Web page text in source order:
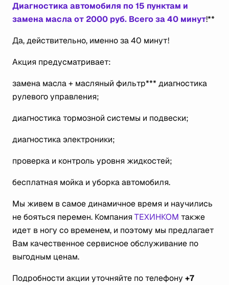
Диагностика автомобиля по 15 пунктам и
замена масла от 2000 руб. Всего за 40 минут!**
Да, действительно, именно за 40 минут!
Акция предусматривает:
замена масла + масляный фильтр*** диагностика
рулевого управления;
диагностика тормозной системы и подвески;
диагностика электроники;
проверка и контроль уровня жидкостей;
бесплатная мойка и уборка автомобиля.
Мы живем в самое динамичное время и научились
не бояться перемен. Компания ТЕХИНКОМ также
идет в ногу со временем, и поэтому мы предлагает
Вам качественное сервисное обслуживание по
выгодным ценам.
Подробности акции уточняйте по телефону +7